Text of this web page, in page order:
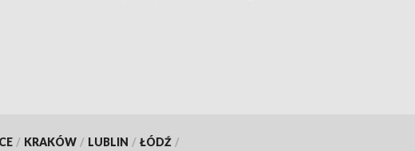
/ KRAKÓW / LUBLIN / ŁÓDŹ /